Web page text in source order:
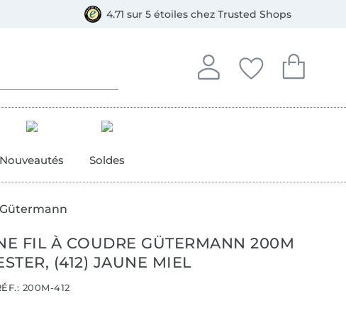
4.71 sur 5 étoiles chez Trusted Shops
Se connecter
Se connecter à votre
Mes favoris
Vous avez
Mon
Vous avez
Nouveautés Soldes
FIL À COUDRE GÜTERMANN 200M
(412) JAUNE MIEL
200M-412
Bancontact